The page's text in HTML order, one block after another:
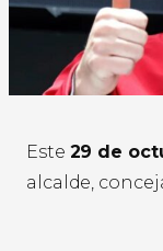
Este 29 de
alcalde,